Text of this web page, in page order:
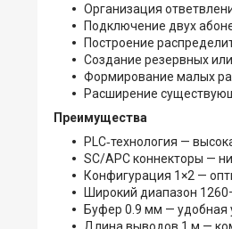
Организация
Подключение двух
Построение
Создание резервных
Формирование малых
Расширение
Преимущества
PLC‑технология —
SC/APC коннекторы —
Конфигурация 1×2 —
Широкий диапазон
Буфер 0.9 мм — удобная